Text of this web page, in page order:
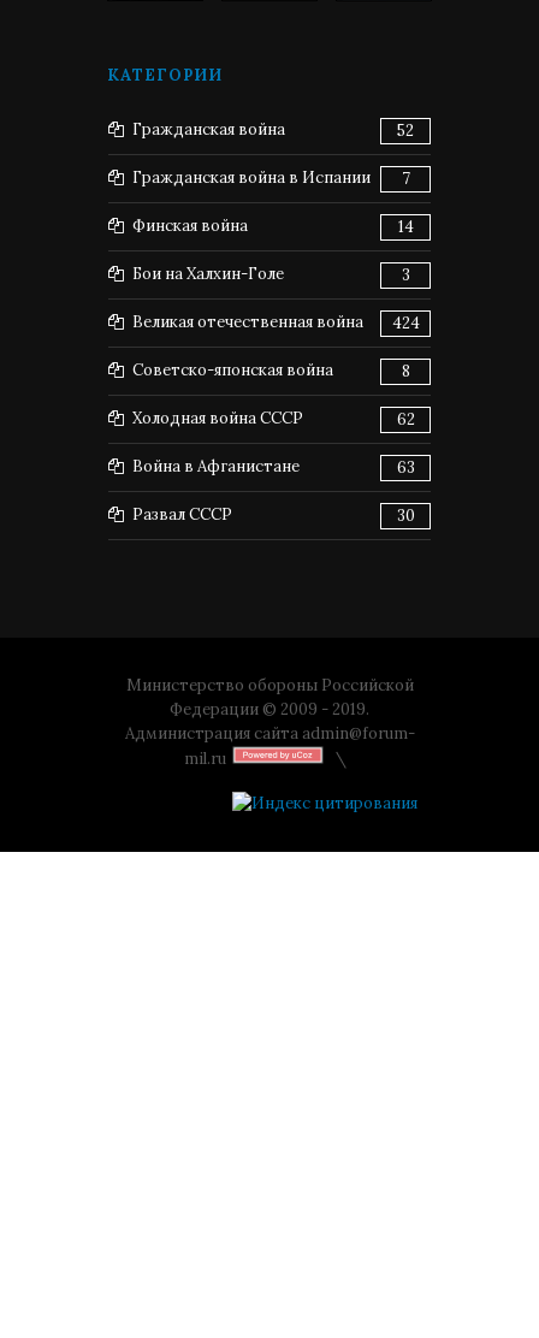
КАТЕГОРИИ
Гражданская война 52
Гражданская война в Испании 7
Финская война 14
Бои на Халхин-Голе 3
Великая отечественная война 424
Советско-японская война 8
Холодная война СССР 62
Война в Афганистане 63
Развал СССР 30
Министерство обороны Российской
Федерации © 2009 - 2019.
Администрация сайта admin@forum-
mil.ru